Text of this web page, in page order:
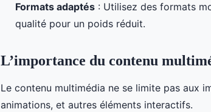
Formats adaptés : Utilisez des formats
qualité pour un poids réduit.
L’importance du contenu
Le contenu multimédia ne se limite pas aux
animations, et autres éléments interactifs.